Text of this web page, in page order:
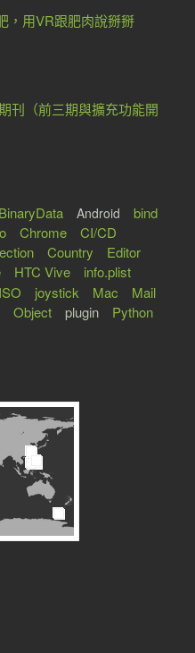
，用VR跟肥肉說掰掰
刊（前三期與擴充功能開
Android
bind
Chrome
CI/CD
Country
Editor
HTC Vive
info.plist
ISO joystick Mac
Mail
Object plugin Python